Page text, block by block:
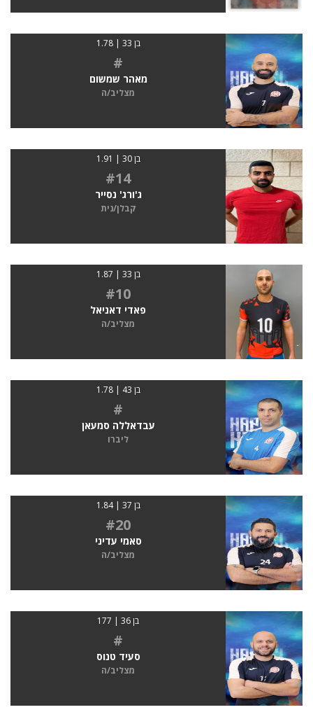
בן 33 | 1.78
#
מאהר שמשום
מצליב/ה
בן 30 | 1.91
#14
ג'ורג' נסייר
קבלן/נית
בן 33 | 1.87
#10
פאדי דאניאל
מצליב/ה
בן 43 | 1.78
#
עבדאללה סמעאן
ליברו
בן 37 | 1.84
#20
סאמי עדיני
מצליב/ה
בן 36 | 177
#
סעיד טנוס
מצליב/ה